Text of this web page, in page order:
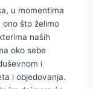
u momentima
ono što želimo
naših
oko sebe
i
i objedovanja.